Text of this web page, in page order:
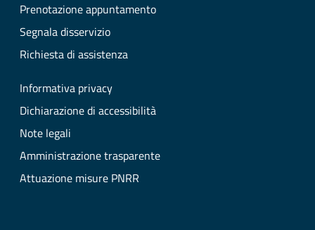
Prenotazione appuntamento
Segnala disservizio
Richiesta di assistenza
Informativa privacy
Dichiarazione di accessibilità
Note legali
Amministrazione trasparente
Attuazione misure PNRR